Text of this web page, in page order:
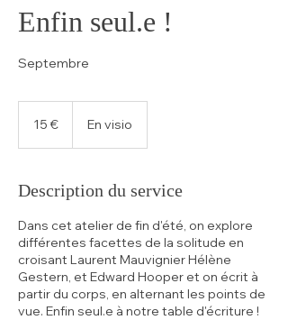
Enfin seul.e !
Septembre
15 € En visio
Description du service
Dans cet atelier de fin d'été, on explore
différentes facettes de la solitude en
croisant Laurent Mauvignier Hélène
Gestern, et Edward Hooper et on écrit à
partir du corps, en alternant les points de
vue. Enfin seul.e à notre table d'écriture !